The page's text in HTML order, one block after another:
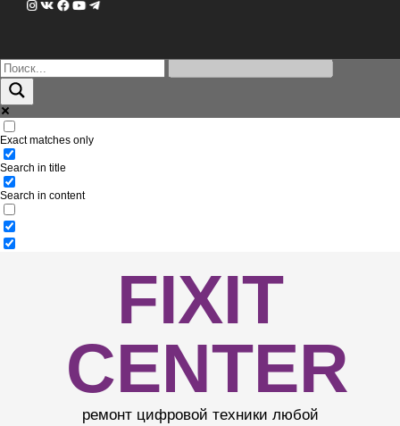
Exact matches only
Search in title
Search in content
FIXIT
CENTER
ремонт цифровой техники любой